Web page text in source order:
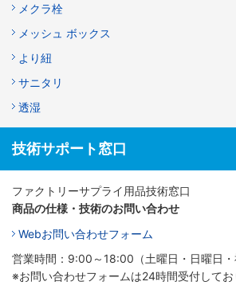
メクラ栓
メッシュ ボックス
より紐
サニタリ
透湿
技術サポート窓口
ファクトリーサプライ用品技術窓口
商品の仕様・技術のお問い合わせ
Webお問い合わせフォーム
営業時間：9:00～18:00（土曜日・日曜日・
※お問い合わせフォームは24時間受付してお